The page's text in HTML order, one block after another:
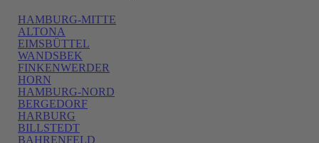
HAMBURG-MITTE
ALTONA
EIMSBÜTTEL
WANDSBEK
FINKENWERDER
HORN
HAMBURG-NORD
BERGEDORF
HARBURG
BILLSTEDT
BAHRENFELD